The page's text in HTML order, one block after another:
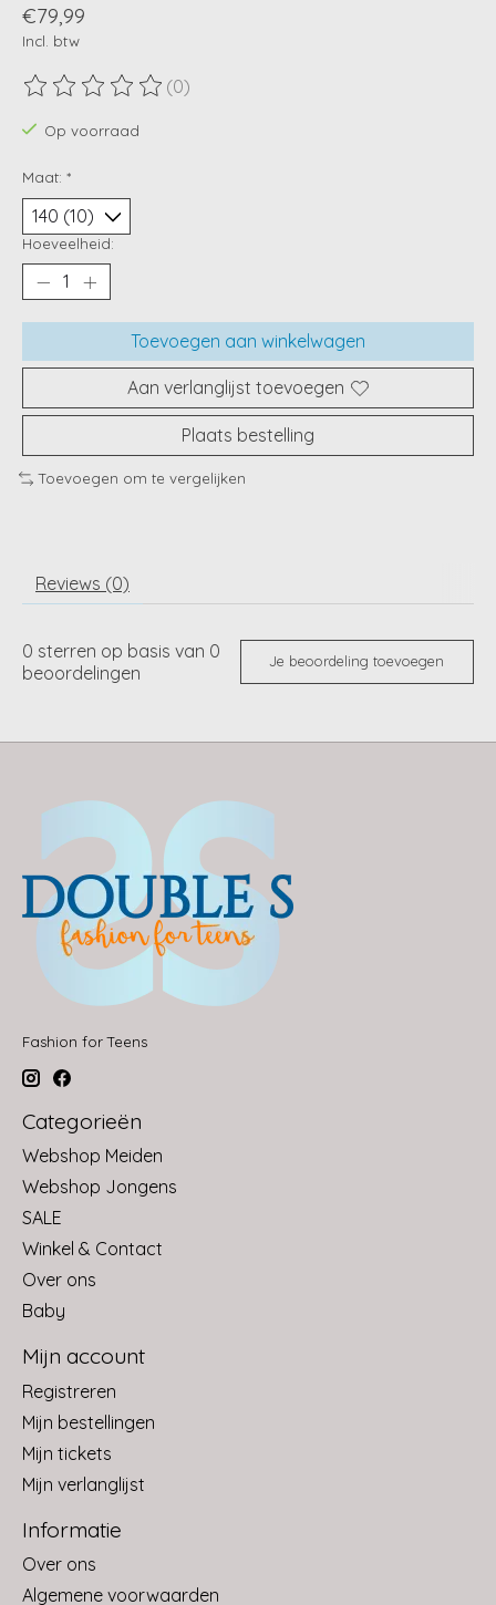
€79,99
Incl. btw
De beoordeling van dit product is
(0)
Op voorraad
Maat: *
Hoeveelheid:
Toevoegen aan winkelwagen
Aan verlanglijst toevoegen
Plaats bestelling
Toevoegen om te vergelijken
Reviews (0)
0 sterren op basis van 0
beoordelingen
Je beoordeling toevoegen
Fashion for Teens
Categorieën
Webshop Meiden
Webshop Jongens
SALE
Winkel & Contact
Over ons
Baby
Mijn account
Registreren
Mijn bestellingen
Mijn tickets
Mijn verlanglijst
Informatie
Over ons
Algemene voorwaarden